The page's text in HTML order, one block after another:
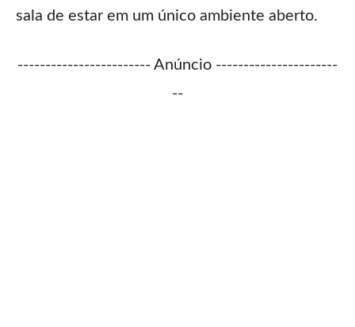
sala de estar em um único ambiente aberto.
------------------------ Anúncio ----------------------
--